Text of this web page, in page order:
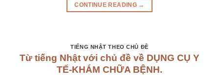
CONTINUE READING →
TIẾNG NHẬT THEO CHỦ ĐỀ
Từ tiếng Nhật với chủ đề về DỤNG CỤ Y
TẾ-KHÁM CHỮA BỆNH.